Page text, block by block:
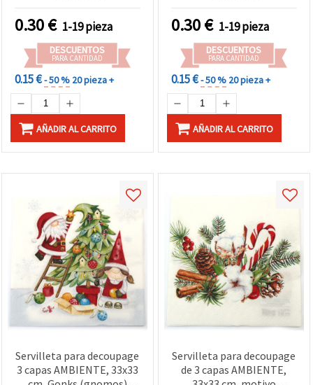
0.30€ 1-19 pieza
DESCUENTOS
PARA CANTIDAD
0.15 €- 50 % 20 pieza +
AÑADIR AL CARRITO
0.30€ 1-19 pieza
DESCUENTOS
PARA CANTIDAD
0.15 €- 50 % 20 pieza +
AÑADIR AL CARRITO
Servilleta para decoupage
3 capas AMBIENTE, 33x33
Servilleta para decoupage
de 3 capas AMBIENTE,